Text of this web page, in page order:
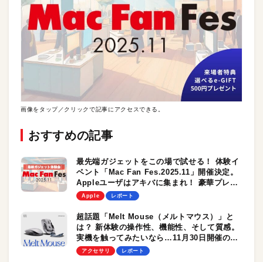
画像をタップ／クリックで記事にアクセスできる。
おすすめの記事
最先端ガジェットをこの場で試せる！ 体験イ
ベント「Mac Fan Fes.2025.11」開催決定。
Appleユーザはアキバに集まれ！ 豪華プレゼ
ントも当たるかも！？
Apple レポート
超話題「Melt Mouse（メルトマウス）」と
は？ 新体験の操作性、機能性、そして質感。
実機を触ってみたいなら…11月30日開催の
Mac Fan Fesへ！
アクセサリ レポート